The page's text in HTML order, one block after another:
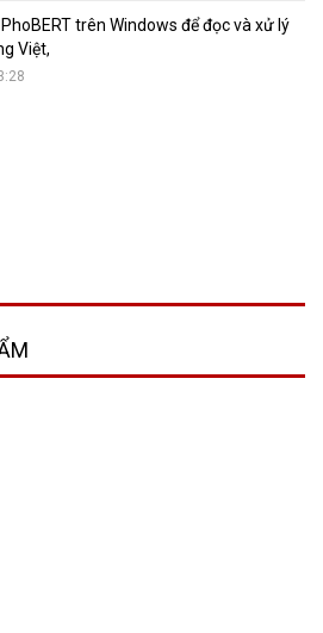
trên Windows để đọc và xử lý
Việt,